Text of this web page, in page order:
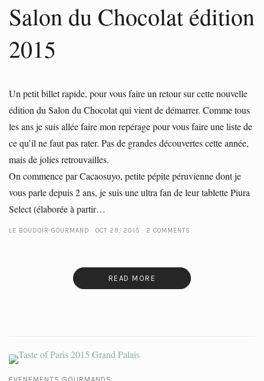
Salon du Chocolat édition
2015
Un petit billet rapide, pour vous faire un retour sur cette nouvelle
édition du Salon du Chocolat qui vient de démarrer. Comme tous
les ans je suis allée faire mon repérage pour vous faire une liste de
ce qu’il ne faut pas rater. Pas de grandes découvertes cette année,
mais de jolies retrouvailles.
On commence par Cacaosuyo, petite pépite péruvienne dont je
vous parle depuis 2 ans, je suis une ultra fan de leur tablette Piura
Select (élaborée à partir…
LE BOUDOIR GOURMAND OCT 29, 2015 2 COMMENTS
READ MORE